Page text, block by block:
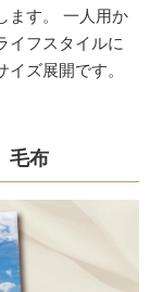
ます。 一人用か
イフスタイルに
ズ展開です。
毛布